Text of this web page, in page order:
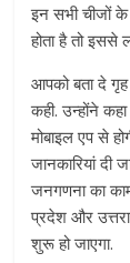
इन सभी चीजों के
होता है तो इससे
आपको बता दे
कही. उन्होंने
मोबाइल एप से
जानकारियां
जनगणना का
प्रदेश और
शुरू हो जाएगा.